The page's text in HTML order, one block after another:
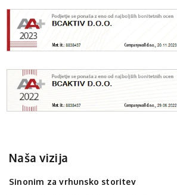
Naša vizija
Sinonim za vrhunsko storitev